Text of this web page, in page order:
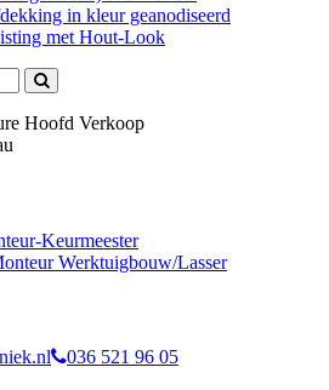
in kleur geanodiseerd
met Hout-Look
Hoofd Verkoop
Keurmeester
Werktuigbouw/Lasser
036 521 96 05